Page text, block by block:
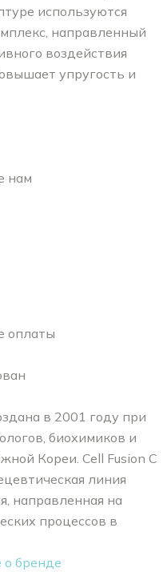
используются
направленный
воздействия
упругость и
нам
оплаты
в 2001 году при
биохимиков и
Кореи. Cell Fusion C
линия
направленная на
процессов в
о бренде